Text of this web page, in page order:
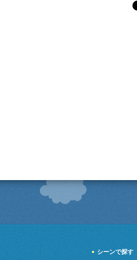
シーンで探す